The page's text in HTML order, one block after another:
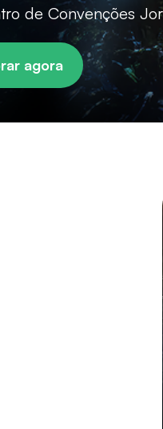
de Convenções
agora